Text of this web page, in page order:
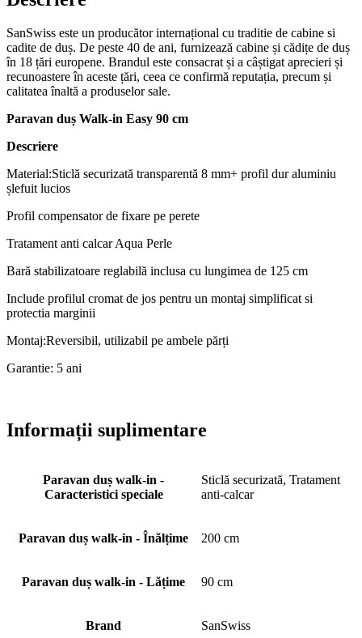
SanSwiss este un producător internațional cu traditie de cabine si
cadite de duș. De peste 40 de ani, furnizează cabine și cădițe de duș
în 18 țări europene. Brandul este consacrat și a câștigat aprecieri și
recunoastere în aceste țări, ceea ce confirmă reputația, precum și
calitatea înaltă a produselor sale.
Paravan duș Walk-in Easy 90 cm
Descriere
Material:Sticlă securizată transparentă 8 mm+ profil dur aluminiu
șlefuit lucios
Profil compensator de fixare pe perete
Tratament anti calcar Aqua Perle
Bară stabilizatoare reglabilă inclusa cu lungimea de 125 cm
Include profilul cromat de jos pentru un montaj simplificat si
protectia marginii
Montaj:Reversibil, utilizabil pe ambele părți
Garantie: 5 ani
Informații suplimentare
Paravan duș walk-in -
Caracteristici speciale
Sticlă securizată, Tratament
anti-calcar
Paravan duș walk-in - Înălțime 200 cm
Paravan duș walk-in - Lățime 90 cm
Brand SanSwiss